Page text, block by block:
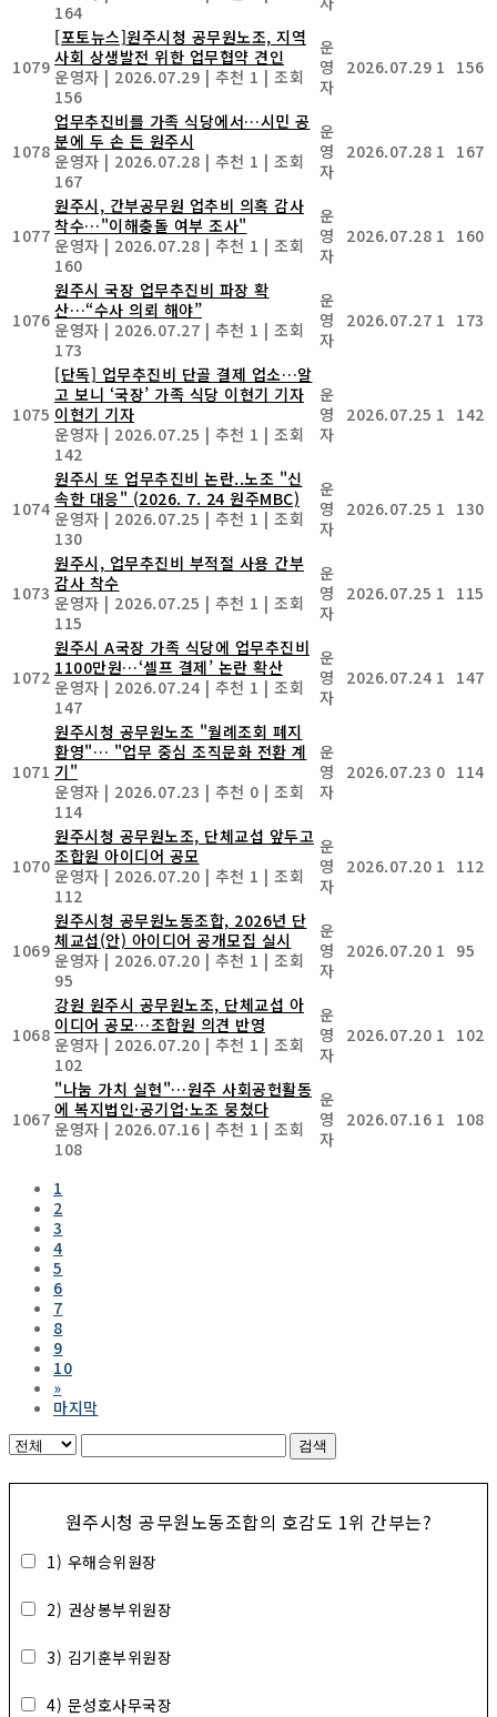
164
1079
[포토뉴스]원주시청 공무원노조, 지역
사회 상생발전 위한 업무협약 견인
운영자 | 2026.07.29 | 추천 1 | 조회
156
운
영
자
2026.07.29 1 156
1078
업무추진비를 가족 식당에서…시민 공
분에 두 손 든 원주시
운영자 | 2026.07.28 | 추천 1 | 조회
167
운
영
자
2026.07.28 1 167
1077
원주시, 간부공무원 업추비 의혹 감사
착수…"이해충돌 여부 조사"
운영자 | 2026.07.28 | 추천 1 | 조회
160
운
영
자
2026.07.28 1 160
1076
원주시 국장 업무추진비 파장 확
산…“수사 의뢰 해야”
운영자 | 2026.07.27 | 추천 1 | 조회
173
운
영
자
2026.07.27 1 173
1075
[단독] 업무추진비 단골 결제 업소…알
고 보니 ‘국장’ 가족 식당 이현기 기자
이현기 기자
운영자 | 2026.07.25 | 추천 1 | 조회
142
운
영
자
2026.07.25 1 142
1074
원주시 또 업무추진비 논란..노조 "신
속한 대응" (2026. 7. 24 원주MBC)
운영자 | 2026.07.25 | 추천 1 | 조회
130
운
영
자
2026.07.25 1 130
1073
원주시, 업무추진비 부적절 사용 간부
감사 착수
운영자 | 2026.07.25 | 추천 1 | 조회
115
운
영
자
2026.07.25 1 115
1072
원주시 A국장 가족 식당에 업무추진비
1100만원…‘셀프 결제’ 논란 확산
운영자 | 2026.07.24 | 추천 1 | 조회
147
운
영
자
2026.07.24 1 147
1071
원주시청 공무원노조 "월례조회 폐지
환영"… "업무 중심 조직문화 전환 계
기"
운영자 | 2026.07.23 | 추천 0 | 조회
114
운
영
자
2026.07.23 0 114
1070
원주시청 공무원노조, 단체교섭 앞두고
조합원 아이디어 공모
운영자 | 2026.07.20 | 추천 1 | 조회
112
운
영
자
2026.07.20 1 112
1069
원주시청 공무원노동조합, 2026년 단
체교섭(안) 아이디어 공개모집 실시
운영자 | 2026.07.20 | 추천 1 | 조회
95
운
영
자
2026.07.20 1 95
1068
강원 원주시 공무원노조, 단체교섭 아
이디어 공모…조합원 의견 반영
운영자 | 2026.07.20 | 추천 1 | 조회
102
운
영
자
2026.07.20 1 102
1067
"나눔 가치 실현"…원주 사회공헌활동
에 복지법인·공기업·노조 뭉쳤다
운영자 | 2026.07.16 | 추천 1 | 조회
108
운
영
자
2026.07.16 1 108
1
2
3
4
5
6
7
8
9
10
»
마지막
검색
원주시청 공무원노동조합의 호감도 1위 간부는?
1) 우해승위원장
2) 권상봉부위원장
3) 김기훈부위원장
4) 문성호사무국장